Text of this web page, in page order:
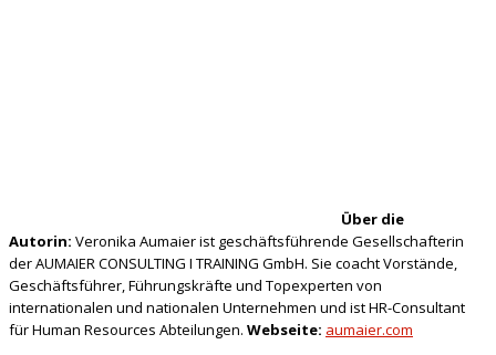
Über die
Autorin: Veronika Aumaier ist geschäftsführende Gesellschafterin
der AUMAIER CONSULTING I TRAINING GmbH. Sie coacht Vorstände,
Geschäftsführer, Führungskräfte und Topexperten von
internationalen und nationalen Unternehmen und ist HR-Consultant
für Human Resources Abteilungen. Webseite: aumaier.com